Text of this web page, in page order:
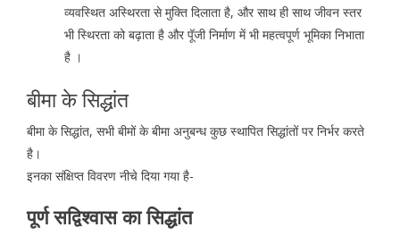
व्यवस्थित अस्थिरता से मुक्ति दिलाता है, और साथ ही साथ जीवन स्तर
भी स्थिरता को बढ़ाता है और पूॅजी निर्माण में भी महत्वपूर्ण भूमिका निभाता
है ।
बीमा के सिद्धांत
बीमा के सिद्धांत, सभी बीमों के बीमा अनुबन्ध कुछ स्थापित सिद्धांतों पर निर्भर करते
है।
इनका संक्षिप्त विवरण नीचे दिया गया है-
पूर्ण सद्विश्वास का सिद्धांत